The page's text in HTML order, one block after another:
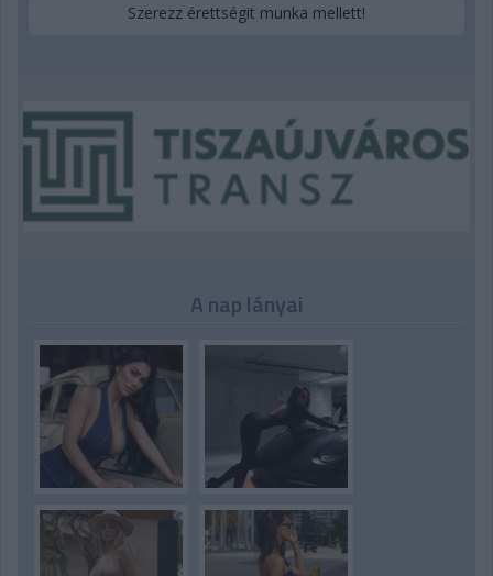
Szerezz érettségit munka mellett!
A nap lányai